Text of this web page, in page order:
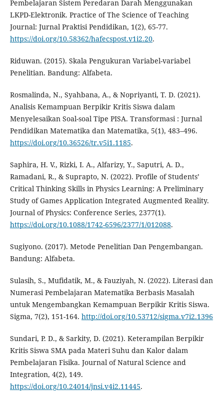
Pembelajaran Sistem Peredaran Darah Menggunakan
LKPD-Elektronik. Practice of The Science of Teaching
Journal: Jurnal Praktisi Pendidikan, 1(2), 65-77.
https://doi.org/10.58362/hafecspost.v1i2.20.
Riduwan. (2015). Skala Pengukuran Variabel-variabel
Penelitian. Bandung: Alfabeta.
Rosmalinda, N., Syahbana, A., & Nopriyanti, T. D. (2021).
Analisis Kemampuan Berpikir Kritis Siswa dalam
Menyelesaikan Soal-soal Tipe PISA. Transformasi : Jurnal
Pendidikan Matematika dan Matematika, 5(1), 483–496.
https://doi.org/10.36526/tr.v5i1.1185.
Saphira, H. V., Rizki, I. A., Alfarizy, Y., Saputri, A. D.,
Ramadani, R., & Suprapto, N. (2022). Profile of Students’
Critical Thinking Skills in Physics Learning: A Preliminary
Study of Games Application Integrated Augmented Reality.
Journal of Physics: Conference Series, 2377(1).
https://doi.org/10.1088/1742-6596/2377/1/012088.
Sugiyono. (2017). Metode Penelitian Dan Pengembangan.
Bandung: Alfabeta.
Sulasih, S., Mufidatik, M., & Fauziyah, N. (2022). Literasi dan
Numerasi Pembelajaran Matematika Berbasis Masalah
untuk Mengembangkan Kemampuan Berpikir Kritis Siswa.
Sigma, 7(2), 151-164. http://doi.org/10.53712/sigma.v7i2.1396
Sundari, P. D., & Sarkity, D. (2021). Keterampilan Berpikir
Kritis Siswa SMA pada Materi Suhu dan Kalor dalam
Pembelajaran Fisika. Journal of Natural Science and
Integration, 4(2), 149.
https://doi.org/10.24014/jnsi.v4i2.11445.